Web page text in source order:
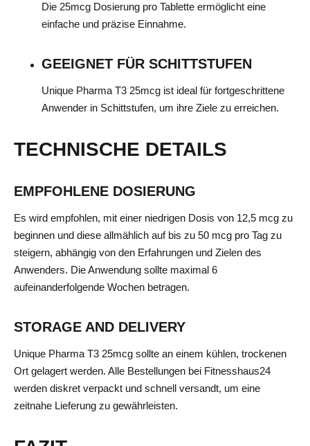
Die 25mcg Dosierung pro Tablette ermöglicht eine
einfache und präzise Einnahme.
GEEIGNET FÜR SCHITTSTUFEN
Unique Pharma T3 25mcg ist ideal für fortgeschrittene
Anwender in Schittstufen, um ihre Ziele zu erreichen.
TECHNISCHE DETAILS
EMPFOHLENE DOSIERUNG
Es wird empfohlen, mit einer niedrigen Dosis von 12,5 mcg zu
beginnen und diese allmählich auf bis zu 50 mcg pro Tag zu
steigern, abhängig von den Erfahrungen und Zielen des
Anwenders. Die Anwendung sollte maximal 6
aufeinanderfolgende Wochen betragen.
STORAGE AND DELIVERY
Unique Pharma T3 25mcg sollte an einem kühlen, trockenen
Ort gelagert werden. Alle Bestellungen bei Fitnesshaus24
werden diskret verpackt und schnell versandt, um eine
zeitnahe Lieferung zu gewährleisten.